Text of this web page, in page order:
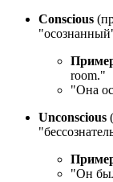
Conscious
room."
"Она
Unconscious
"Он